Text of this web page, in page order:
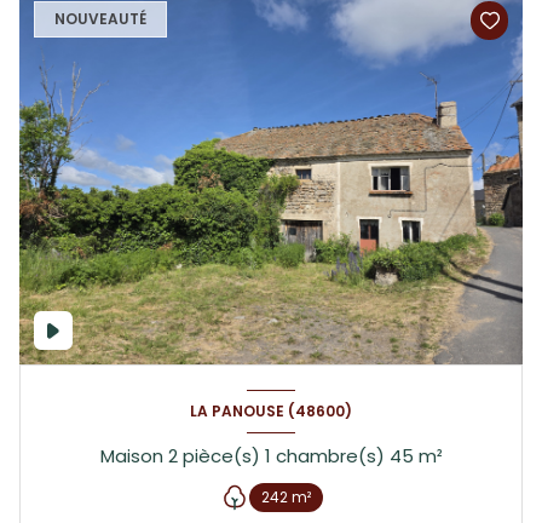
NOUVEAUTÉ
LA PANOUSE (48600)
Maison 2 pièce(s) 1 chambre(s) 45 m²
242 m²